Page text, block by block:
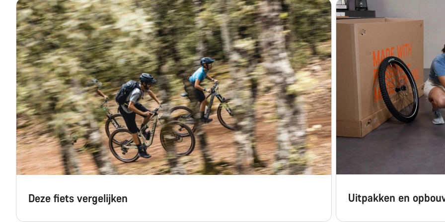
Deze fiets vergelijken Uitpakken en